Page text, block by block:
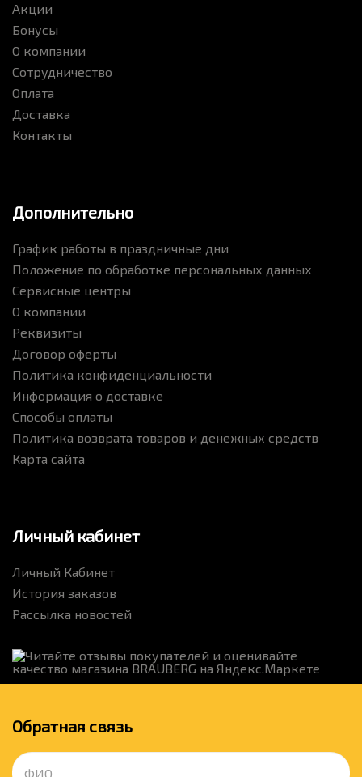
Акции
Бонусы
О компании
Сотрудничество
Оплата
Доставка
Контакты
Дополнительно
График работы в праздничные дни
Положение по обработке персональных данных
Сервисные центры
О компании
Реквизиты
Договор оферты
Политика конфиденциальности
Информация о доставке
Способы оплаты
Политика возврата товаров и денежных средств
Карта сайта
Личный кабинет
Личный Кабинет
История заказов
Рассылка новостей
Обратная связь